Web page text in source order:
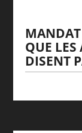
MANDAT
QUE LES
DISENT